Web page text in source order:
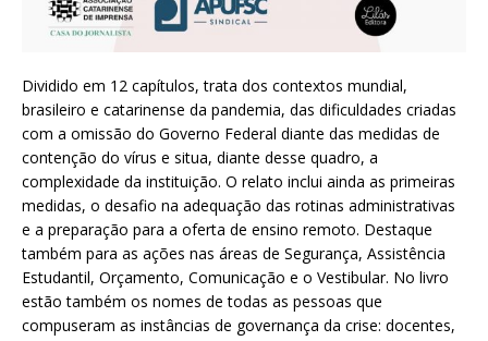
Dividido em 12 capítulos, trata dos contextos mundial,
brasileiro e catarinense da pandemia, das dificuldades criadas
com a omissão do Governo Federal diante das medidas de
contenção do vírus e situa, diante desse quadro, a
complexidade da instituição. O relato inclui ainda as primeiras
medidas, o desafio na adequação das rotinas administrativas
e a preparação para a oferta de ensino remoto. Destaque
também para as ações nas áreas de Segurança, Assistência
Estudantil, Orçamento, Comunicação e o Vestibular. No livro
estão também os nomes de todas as pessoas que
compuseram as instâncias de governança da crise: docentes,